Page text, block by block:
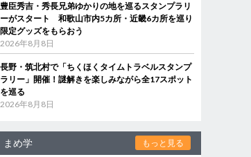
豊臣秀吉・秀長兄弟ゆかりの地を巡るスタンプラリ
ーがスタート 和歌山市内5カ所・近畿6カ所を巡り
限定グッズをもらおう
2026年8月8日
長野・筑北村で「ちくほくタイムトラベルスタンプ
ラリー」開催！謎解きを楽しみながら全17スポット
を巡る
2026年8月8日
まめ学 もっと見る